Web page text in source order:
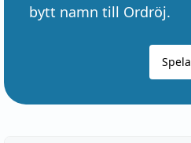
bytt namn till Ordröj.
Spela